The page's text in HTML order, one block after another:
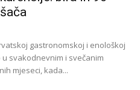
gastronomskoj i enološkoj
svakodnevnim i svečanim
mjeseci, kada...